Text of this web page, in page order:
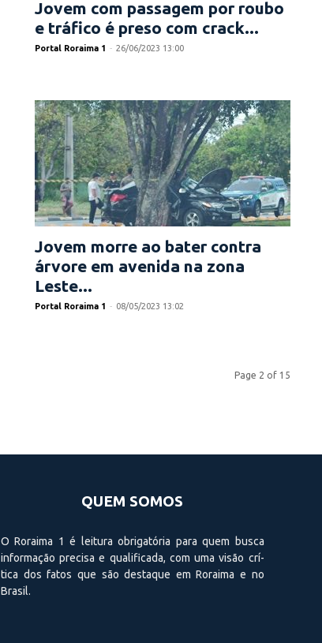
Jovem com passagem por roubo
e tráfico é preso com crack...
Portal Roraima 1 - 26/06/2023 13:00
Jovem morre ao bater contra
árvore em avenida na zona
Leste...
Portal Roraima 1 - 08/05/2023 13:02
Page 2 of 15
QUEM SOMOS
O Roraima 1 é leitura obrigatória para quem busca
informação precisa e qualificada, com uma visão crí­
tica dos fatos que são destaque em Roraima e no
Brasil.